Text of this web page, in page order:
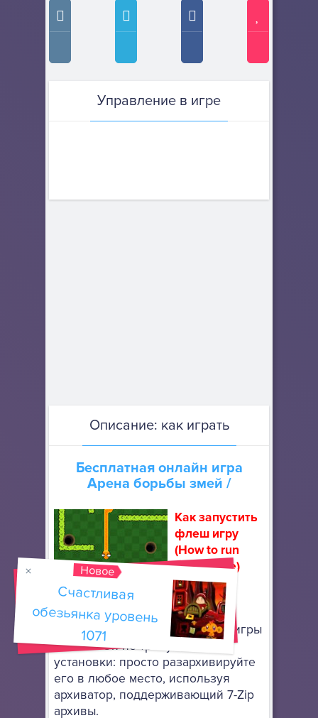
Управление в игре
Описание: как играть
Бесплатная онлайн игра
Арена борьбы змей /
Как запустить
флеш игру
(How to run
flash game)
Скачайте
портативный браузер Mozilla
Firefox, чтобы запускать флеш игры
онлайн. Он не требует особой
установки: просто разархивируйте
его в любое место, используя
архиватор, поддерживающий 7-Zip
архивы.
Новое
Счастливая
обезьянка уровень
1071